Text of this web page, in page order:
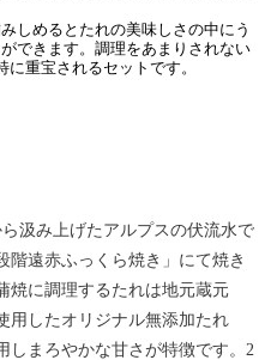
しめるとたれの美味しさの中にう
できます。調理をあまりされない
重宝されるセットです。
汲み上げたアルプスの伏流水で
階遠赤ふっくら焼き」にて焼き
焼に調理するたれは地元蔵元
用したオリジナル無添加たれ
しまろやかな甘さが特徴です。2